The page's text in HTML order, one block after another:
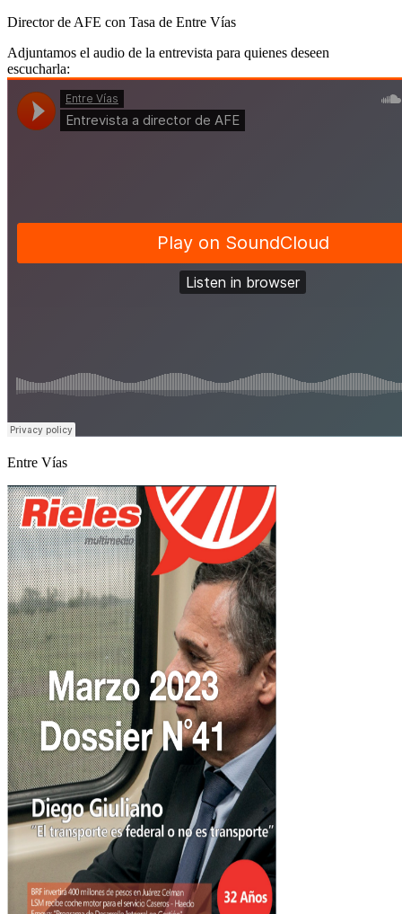
Director de AFE con Tasa de Entre Vías
Adjuntamos el audio de la entrevista para quienes deseen
escucharla:
Entre Vías